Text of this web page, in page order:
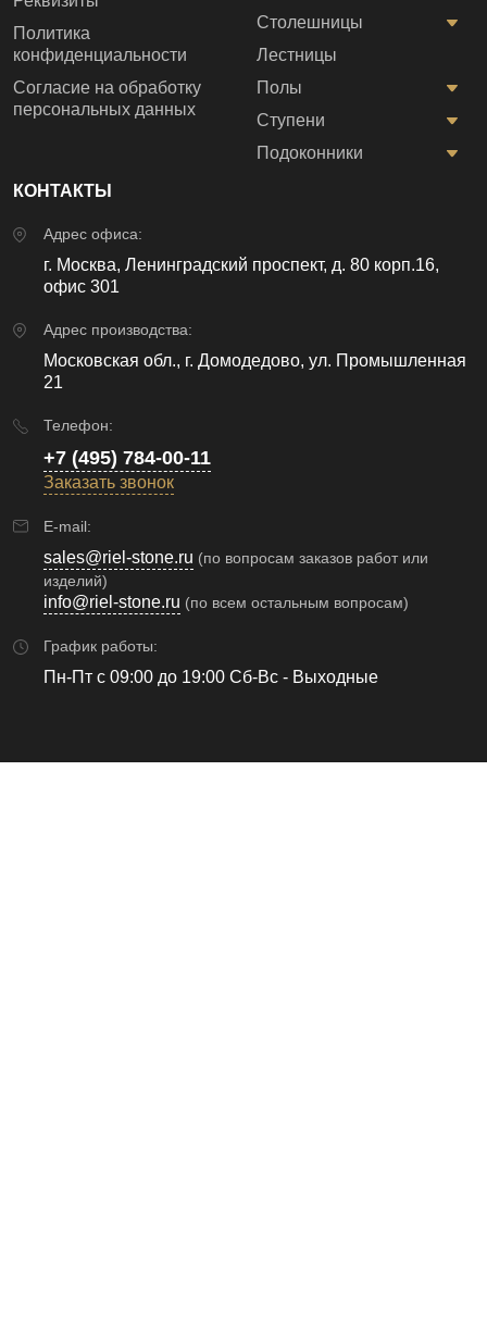
Политика
конфиденциальности
Согласие на обработку
персональных данных
Столешницы
Лестницы
Полы
Ступени
Подоконники
КОНТАКТЫ
Адрес офиса:
г. Москва, Ленинградский проспект, д. 80 корп.16,
офис 301
Адрес производства:
Московская обл., г. Домодедово, ул. Промышленная
21
Телефон:
+7 (495) 784-00-11
Заказать звонок
E-mail:
sales@riel-stone.ru (по вопросам заказов работ или
изделий)
info@riel-stone.ru (по всем остальным вопросам)
График работы:
Пн-Пт с 09:00 до 19:00 Сб-Вс - Выходные